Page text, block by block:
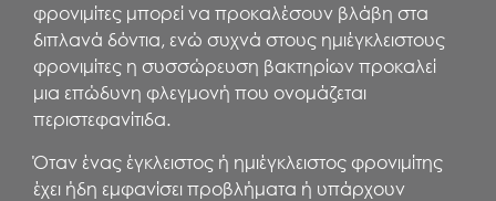
φρονιμίτες μπορεί να προκαλέσουν βλάβη στα
διπλανά δόντια, ενώ συχνά στους ημιέγκλειστους
φρονιμίτες η συσσώρευση βακτηρίων προκαλεί
μια επώδυνη φλεγμονή που ονομάζεται
περιστεφανίτιδα.
Όταν ένας έγκλειστος ή ημιέγκλειστος φρονιμίτης
έχει ήδη εμφανίσει προβλήματα ή υπάρχουν